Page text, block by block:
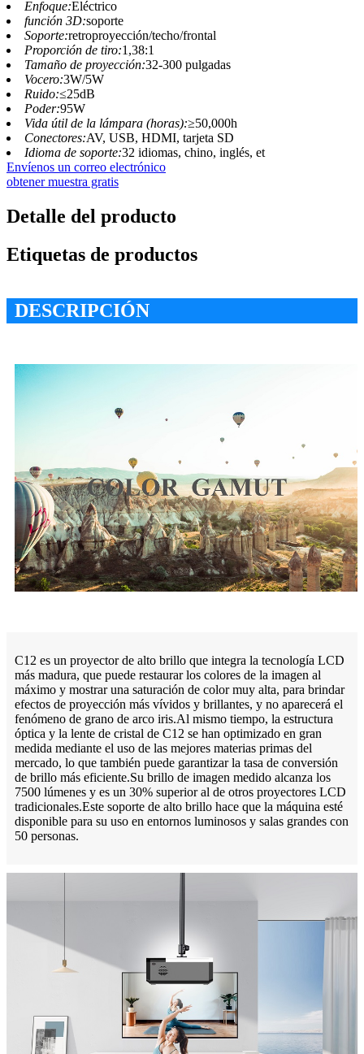
Enfoque:Eléctrico
función 3D:soporte
Soporte:retroproyección/techo/frontal
Proporción de tiro:1,38:1
Tamaño de proyección:32-300 pulgadas
Vocero:3W/5W
Ruido:≤25dB
Poder:95W
Vida útil de la lámpara (horas):≥50,000h
Conectores:AV, USB, HDMI, tarjeta SD
Idioma de soporte:32 idiomas, chino, inglés, et
Envíenos un correo electrónico
obtener muestra gratis
Detalle del producto
Etiquetas de productos
DESCRIPCIÓN
C12 es un proyector de alto brillo que integra la tecnología LCD
más madura, que puede restaurar los colores de la imagen al
máximo y mostrar una saturación de color muy alta, para brindar
efectos de proyección más vívidos y brillantes, y no aparecerá el
fenómeno de grano de arco iris.Al mismo tiempo, la estructura
óptica y la lente de cristal de C12 se han optimizado en gran
medida mediante el uso de las mejores materias primas del
mercado, lo que también puede garantizar la tasa de conversión
de brillo más eficiente.Su brillo de imagen medido alcanza los
7500 lúmenes y es un 30% superior al de otros proyectores LCD
tradicionales.Este soporte de alto brillo hace que la máquina esté
disponible para su uso en entornos luminosos y salas grandes con
50 personas.